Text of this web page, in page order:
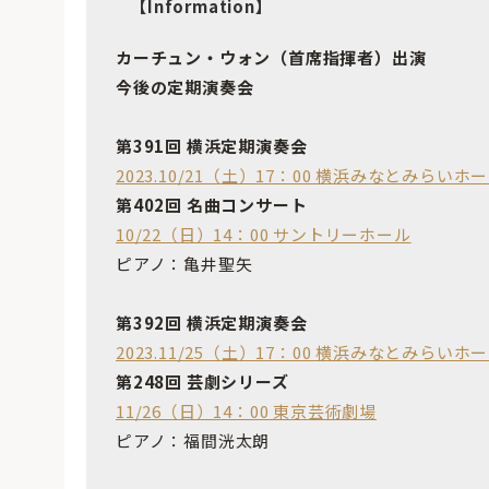
【Information】
カーチュン・ウォン（首席指揮者）出演
今後の定期演奏会
第391回 横浜定期演奏会
2023.10/21（土）17：00 横浜みなとみらいホ
第402回 名曲コンサート
10/22（日）14：00 サントリーホール
ピアノ：亀井聖矢
第392回 横浜定期演奏会
2023.11/25（土）17：00 横浜みなとみらいホ
第248回 芸劇シリーズ
11/26（日）14：00 東京芸術劇場
ピアノ：福間洸太朗